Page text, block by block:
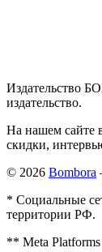
Издательство
издательство.
На нашем сайте
скидки,
© 2026 Bombora
* Социальные
территории РФ.
** Meta Platforms